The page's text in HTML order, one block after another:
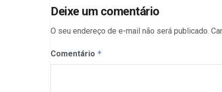
Deixe um comentário
O seu endereço de e-mail não será publicado.
Comentário *